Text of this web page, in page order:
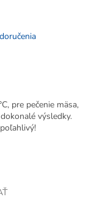
pre pečenie mäsa,
výsledky.